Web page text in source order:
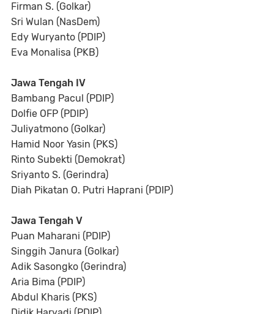
Firman S. (Golkar)
Sri Wulan (NasDem)
Edy Wuryanto (PDIP)
Eva Monalisa (PKB)
Jawa Tengah IV
Bambang Pacul (PDIP)
Dolfie OFP (PDIP)
Juliyatmono (Golkar)
Hamid Noor Yasin (PKS)
Rinto Subekti (Demokrat)
Sriyanto S. (Gerindra)
Diah Pikatan O. Putri Haprani (PDIP)
Jawa Tengah V
Puan Maharani (PDIP)
Singgih Janura (Golkar)
Adik Sasongko (Gerindra)
Aria Bima (PDIP)
Abdul Kharis (PKS)